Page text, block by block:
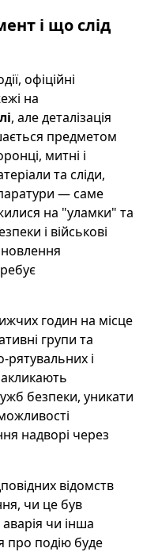
і що слід
офіційні
на
, але деталізація
предметом
митні і
та сліди,
— саме
на "уламки" та
і військові
годин на місце
групи та
рятувальних і
безпеки, уникати
надворі через
відомств
чи це був
чи інша
про подію буде